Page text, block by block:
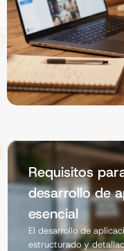
Requisitos
desarrollo de
esencial
El desarrollo de
estructurado y